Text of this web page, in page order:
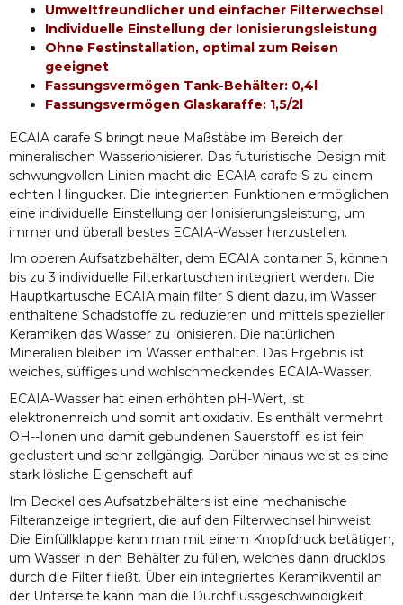
Umweltfreundlicher und einfacher Filterwechsel
Individuelle Einstellung der Ionisierungsleistung
Ohne Festinstallation, optimal zum Reisen
geeignet
Fassungsvermögen Tank-Behälter: 0,4l
Fassungsvermögen Glaskaraffe: 1,5/2l
ECAIA carafe S bringt neue Maßstäbe im Bereich der
mineralischen Wasserionisierer. Das futuristische Design mit
schwungvollen Linien macht die ECAIA carafe S zu einem
echten Hingucker. Die integrierten Funktionen ermöglichen
eine individuelle Einstellung der Ionisierungsleistung, um
immer und überall bestes ECAIA-Wasser herzustellen.
Im oberen Aufsatzbehälter, dem ECAIA container S, können
bis zu 3 individuelle Filterkartuschen integriert werden. Die
Hauptkartusche ECAIA main filter S dient dazu, im Wasser
enthaltene Schadstoffe zu reduzieren und mittels spezieller
Keramiken das Wasser zu ionisieren. Die natürlichen
Mineralien bleiben im Wasser enthalten. Das Ergebnis ist
weiches, süffiges und wohlschmeckendes ECAIA-Wasser.
ECAIA-Wasser hat einen erhöhten pH-Wert, ist
elektronenreich und somit antioxidativ. Es enthält vermehrt
OH--Ionen und damit gebundenen Sauerstoff; es ist fein
geclustert und sehr zellgängig. Darüber hinaus weist es eine
stark lösliche Eigenschaft auf.
Im Deckel des Aufsatzbehälters ist eine mechanische
Filteranzeige integriert, die auf den Filterwechsel hinweist.
Die Einfüllklappe kann man mit einem Knopfdruck betätigen,
um Wasser in den Behälter zu füllen, welches dann drucklos
durch die Filter fließt. Über ein integriertes Keramikventil an
der Unterseite kann man die Durchflussgeschwindigkeit